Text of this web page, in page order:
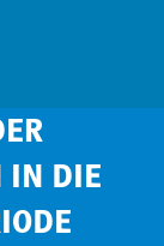
IN DIE